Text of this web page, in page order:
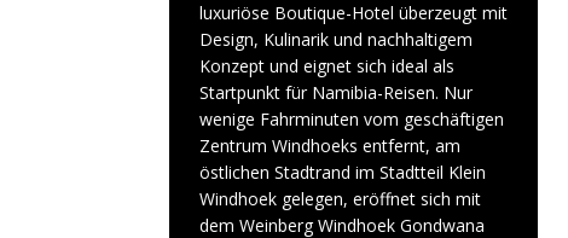
luxuriöse Boutique-Hotel überzeugt mit
Design, Kulinarik und nachhaltigem
Konzept und eignet sich ideal als
Startpunkt für Namibia-Reisen. Nur
wenige Fahrminuten vom geschäftigen
Zentrum Windhoeks entfernt, am
östlichen Stadtrand im Stadtteil Klein
Windhoek gelegen, eröffnet sich mit
dem Weinberg Windhoek Gondwana